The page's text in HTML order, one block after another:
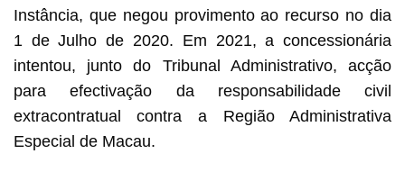
Instância, que negou provimento ao recurso no dia
1 de Julho de 2020. Em 2021, a concessionária
intentou, junto do Tribunal Administrativo, acção
para efectivação da responsabilidade civil
extracontratual contra a Região Administrativa
Especial de Macau.